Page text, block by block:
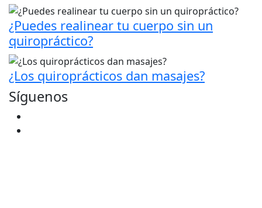
¿Puedes realinear tu cuerpo sin un
quiropráctico?
¿Los quiroprácticos dan masajes?
Síguenos